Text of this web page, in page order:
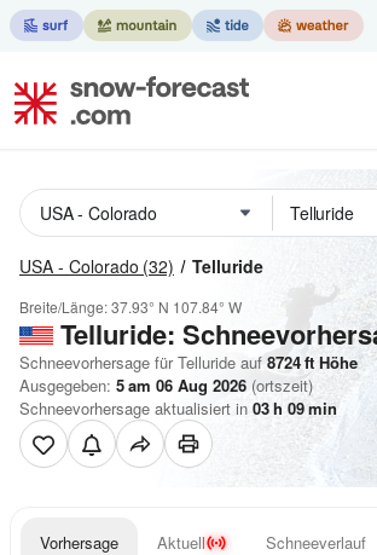
USA - Colorado (32) Telluride
Breite/Länge:37.93° N 107.84° W
Telluride:
Schneevorhersage für Telluride auf 8724ft Höhe
Ausgegeben: 5 am 06 Aug 2026 (ortszeit)
Schneevorhersage aktualisiert in 03h 09min
Vorhersage Aktuell Schneeverlauf